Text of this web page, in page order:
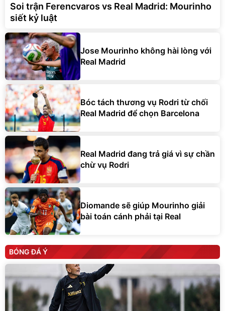
Soi trận Ferencvaros vs Real Madrid: Mourinho
siết kỷ luật
Jose Mourinho không hài lòng với
Real Madrid
Bóc tách thương vụ Rodri từ chối
Real Madrid để chọn Barcelona
Real Madrid đang trả giá vì sự chần
chừ vụ Rodri
Diomande sẽ giúp Mourinho giải
bài toán cánh phải tại Real
BÓNG ĐÁ Ý